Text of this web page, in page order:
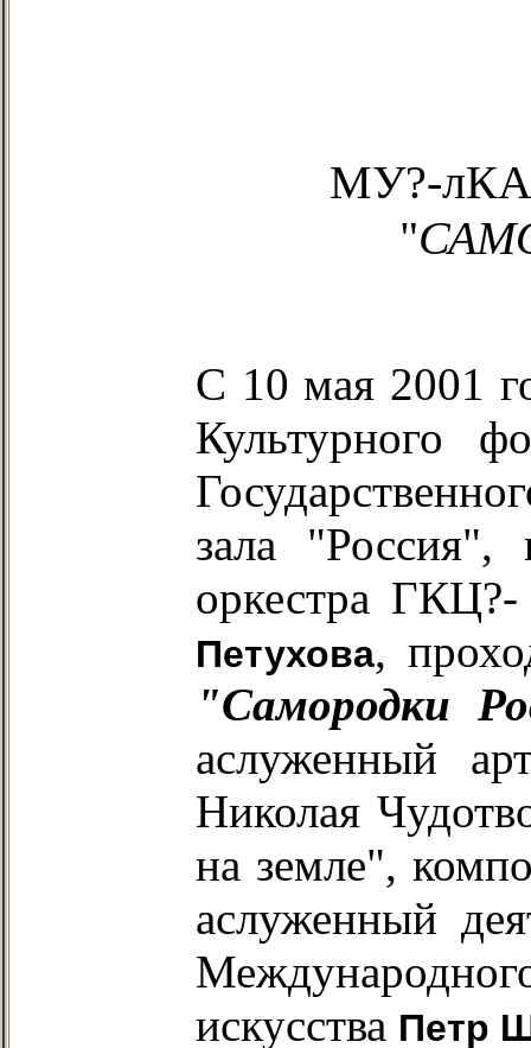
МУ?-
"
С 10 мая 2001
Культурного
зала "Россия",
оркестра
Петухова,
"Самородки
аслуженный
Николая
на земле",
аслуженный
искусства Петр